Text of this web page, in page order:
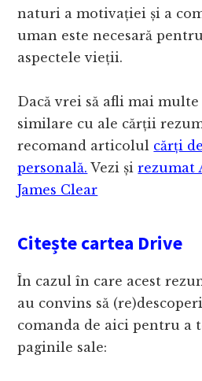
naturi a motivației și a
uman este necesară
aspectele vieții.
Dacă vrei să afli mai
similare cu ale cărții
recomand articolul cărți
personală. Vezi șirezumat
James Clear
Citește cartea Drive
În cazul în care acest
au convins să
comanda de aici pentru a
paginile sale: